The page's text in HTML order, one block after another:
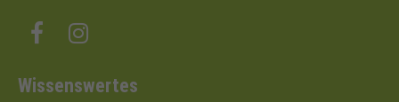
Wissenswertes